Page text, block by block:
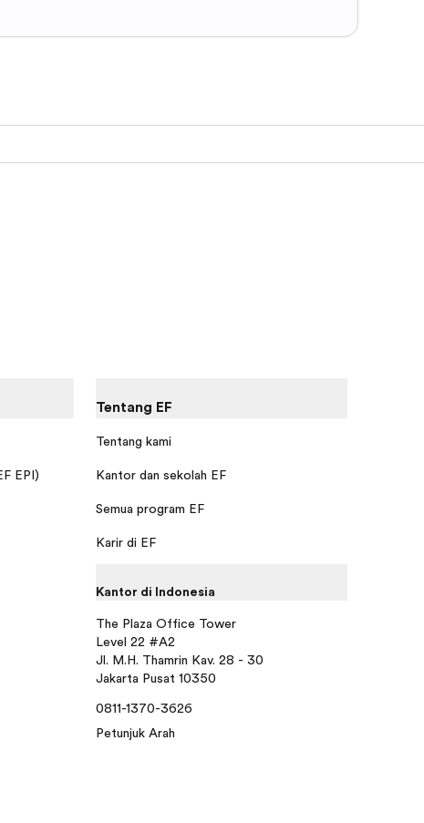
EPI)
Tentang EF
Tentang kami
Kantor dan sekolah EF
Semua program EF
Karir di EF
Kantor di Indonesia
The Plaza Office Tower
Level 22 #A2
Jl. M.H. Thamrin Kav. 28 - 30
Jakarta Pusat 10350
0811-1370-3626
Petunjuk Arah